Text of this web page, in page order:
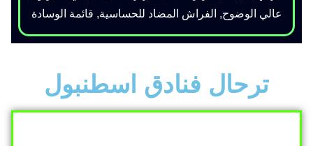
عالي الوضوح, الفراش المضاد للحساسية, قائمة الوسادة
ترحال فنادق اسطنبول